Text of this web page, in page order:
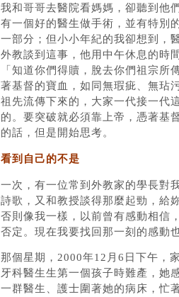
我和哥哥去醫院看媽媽，卻聽到他
有一個好的醫生做手術，並有特別
一部分；但小小年紀的我卻想到，
外教談到這事，他用中午休息的時
「知道你們得贖，脫去你們祖宗
著基督的寶血，如同無瑕疵、無玷
祖先流傳下來的，大家一代接一代
的。要突破就必須靠上帝，憑著基
的話，但是開始思考。
看到自己的不是
一次，有一位常到外教家的學長對
詩歌，又和教授談得那麼起勁，給
否則像我一樣，以前曾有感動相信
否定。現在我要找回那一刻的感動
那個星期，2000年12月6日下午，
牙科醫生生第一個孩子時難產，她
一群醫生、護士圍著她的病床，忙